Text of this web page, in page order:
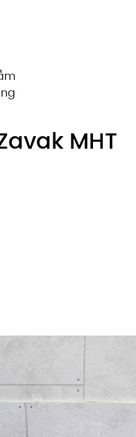
MHT